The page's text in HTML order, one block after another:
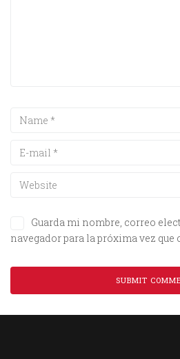
Guarda mi nombre, correo
navegador para la próxima vez que